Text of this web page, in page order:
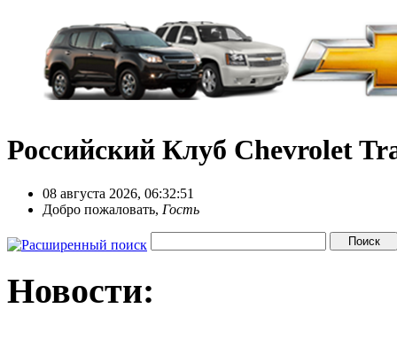
Российский Клуб Chevrolet
08 августа 2026, 06:32:51
Добро пожаловать, Гость
Новости: